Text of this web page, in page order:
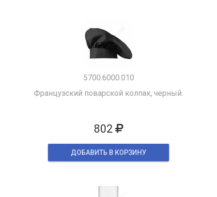
5700.6000.010
Французский поварской колпак, черный.
802
ДОБАВИТЬ В КОРЗИНУ